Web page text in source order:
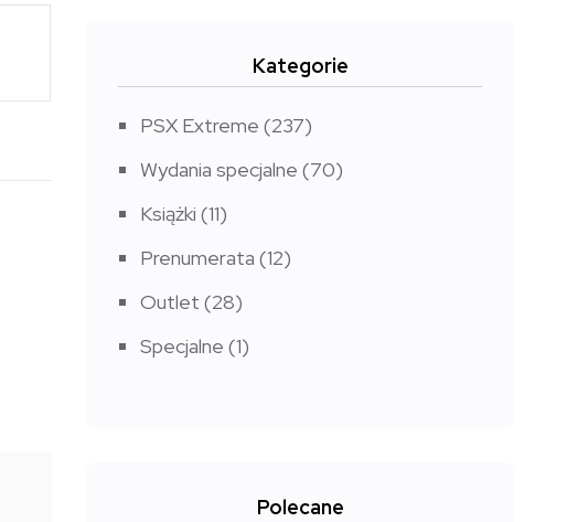
Kategorie
PSX Extreme (237)
Wydania specjalne (70)
Książki (11)
Prenumerata (12)
Outlet (28)
Specjalne (1)
Polecane